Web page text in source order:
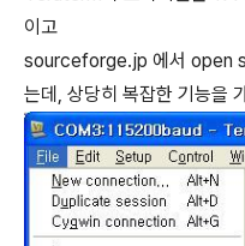
이고
sourceforge.jp 에서 open
는데, 상당히 복잡한 기능을